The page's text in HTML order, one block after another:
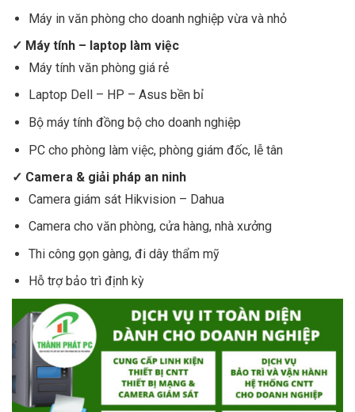
Máy in văn phòng cho doanh nghiệp vừa và nhỏ
✓ Máy tính – laptop làm việc
Máy tính văn phòng giá rẻ
Laptop Dell – HP – Asus bền bỉ
Bộ máy tính đồng bộ cho doanh nghiệp
PC cho phòng làm việc, phòng giám đốc, lễ tân
✓ Camera & giải pháp an ninh
Camera giám sát Hikvision – Dahua
Camera cho văn phòng, cửa hàng, nhà xưởng
Thi công gọn gàng, đi dây thẩm mỹ
Hỗ trợ bảo trì định kỳ